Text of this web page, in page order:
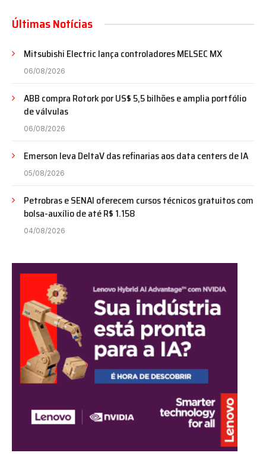
Últimas Notícias
Mitsubishi Electric lança controladores MELSEC MX
06/08/2026
ABB compra Rotork por US$ 5,5 bilhões e amplia portfólio
de válvulas
06/08/2026
Emerson leva DeltaV das refinarias aos data centers de IA
05/08/2026
Petrobras e SENAI oferecem cursos técnicos gratuitos com
bolsa-auxílio de até R$ 1.158
04/08/2026